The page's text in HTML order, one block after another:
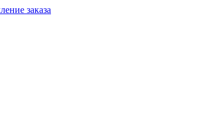
заказа